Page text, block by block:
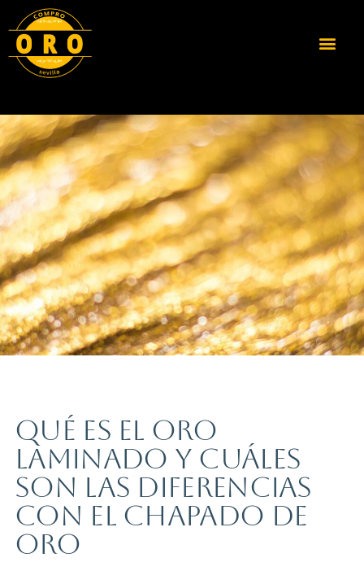
Qué es el oro
laminado y cuáles
son las diferencias
con el chapado de
oro